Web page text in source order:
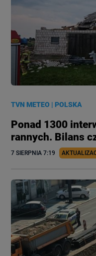
TVN METEO |POLSKA
Ponad 1300
rannych. Bilans
7 SIERPNIA 7:19